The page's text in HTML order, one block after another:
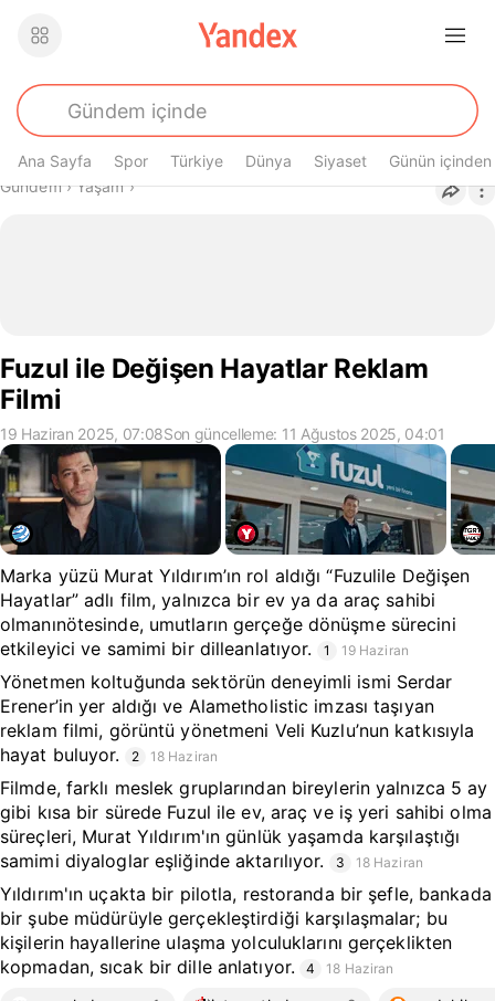
Ana Sayfa Spor Türkiye Dünya Siyaset Günün içinden
Buradasın
Gündem› Yaşam›
Fuzul ile Değişen Hayatlar Reklam
Filmi
19 Haziran 2025, 07:08Son güncelleme: 11 Ağustos 2025, 04:01
Marka yüzü Murat Yıldırım’ın rol aldığı “Fuzulile Değişen
Hayatlar” adlı film, yalnızca bir ev ya da araç sahibi
olmanınötesinde, umutların gerçeğe dönüşme sürecini
etkileyici ve samimi bir dilleanlatıyor.
1 19 Haziran
Yönetmen koltuğunda sektörün deneyimli ismi Serdar
Erener’in yer aldığı ve Alametholistic imzası taşıyan
reklam filmi, görüntü yönetmeni Veli Kuzlu’nun katkısıyla
hayat buluyor.
2 18 Haziran
Filmde, farklı meslek gruplarından bireylerin yalnızca 5 ay
gibi kısa bir sürede Fuzul ile ev, araç ve iş yeri sahibi olma
süreçleri, Murat Yıldırım'ın günlük yaşamda karşılaştığı
samimi diyaloglar eşliğinde aktarılıyor.
3 18 Haziran
Yıldırım'ın uçakta bir pilotla, restoranda bir şefle, bankada
bir şube müdürüyle gerçekleştirdiği karşılaşmalar; bu
kişilerin hayallerine ulaşma yolculuklarını gerçeklikten
kopmadan, sıcak bir dille anlatıyor.
4 18 Haziran